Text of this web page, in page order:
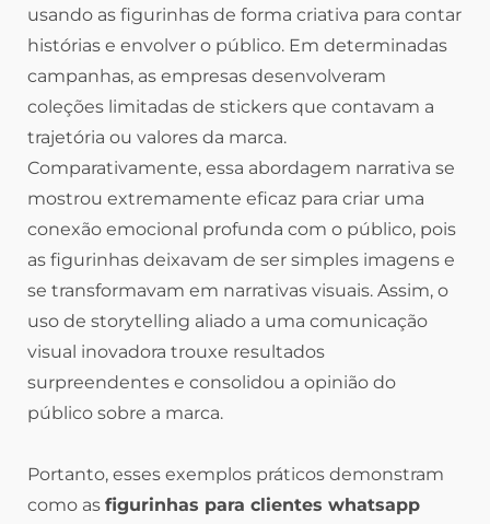
usando as figurinhas de forma criativa para contar
histórias e envolver o público. Em determinadas
campanhas, as empresas desenvolveram
coleções limitadas de stickers que contavam a
trajetória ou valores da marca.
Comparativamente, essa abordagem narrativa se
mostrou extremamente eficaz para criar uma
conexão emocional profunda com o público, pois
as figurinhas deixavam de ser simples imagens e
se transformavam em narrativas visuais. Assim, o
uso de storytelling aliado a uma comunicação
visual inovadora trouxe resultados
surpreendentes e consolidou a opinião do
público sobre a marca.
Portanto, esses exemplos práticos demonstram
como as figurinhas para clientes whatsapp